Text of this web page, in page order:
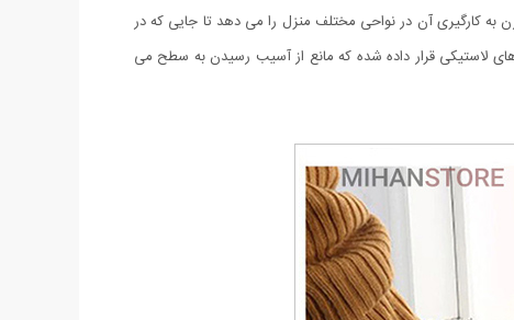
به کارگیری آن در نواحی مختلف منزل را می دهد تا جایی که در
لاستیکی قرار داده شده که مانع از آسیب رسیدن به سطح می